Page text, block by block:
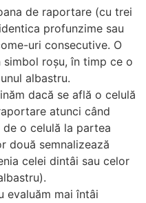
de raportare (cu trei
profunzime sau
uri consecutive. O
roșu, în timp ce o
albastru.
dacă se află o celulă
atunci când
o celulă la partea
două semnalizează
celei dintâi sau celor
evaluăm mai întâi